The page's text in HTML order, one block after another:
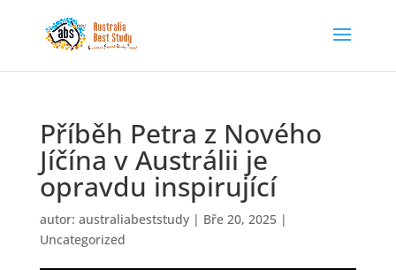
Příběh Petra z Nového
Jíčína v Austrálii je
opravdu inspirující
autor: australiabeststudy| Bře 20, 2025|
Uncategorized